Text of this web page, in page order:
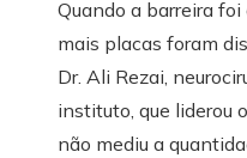
Quando a barreira
mais placas foram
Dr. Ali Rezai,
instituto, que liderou
não mediu a